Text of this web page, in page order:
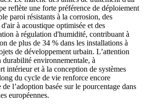
reflète une forte préférence de déploiement
paroi résistants à la corrosion, des
à acoustique optimisée et des
à régulation d'humidité, contribuant à
de plus de 34 % dans les installations à
de développement urbain. L’attention
durabilité environnementale, à
intérieur et à la conception de systèmes
du cycle de vie renforce encore
l’adoption basée sur le pourcentage dans
européennes.